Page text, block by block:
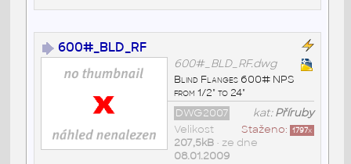
600#_BLD_RF
600#_BLD_RF.dwg
Blind Flanges 600# NPS
from 1/2" to 24"
kat:Příruby
DWG2007
Staženo: 1797x
Velikost
207,5kB• ze dne
08.01.2009